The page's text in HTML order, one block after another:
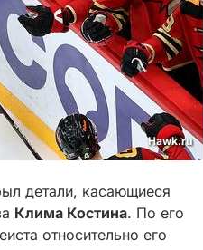
Hawk.ru
детали, касающиеся
Клима Костина. По его
относительно его